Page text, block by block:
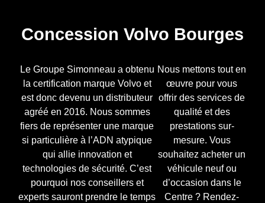
Concession Volvo Bourges
Le Groupe Simonneau a obtenu
la certification marque Volvo et
est donc devenu un distributeur
agréé en 2016. Nous sommes
fiers de représenter une marque
si particulière à l’ADN atypique
qui allie innovation et
technologies de sécurité. C’est
pourquoi nos conseillers et
experts sauront prendre le temps
Nous mettons tout en
œuvre pour vous
offrir des services de
qualité et des
prestations sur-
mesure. Vous
souhaitez acheter un
véhicule neuf ou
d’occasion dans le
Centre ? Rendez-